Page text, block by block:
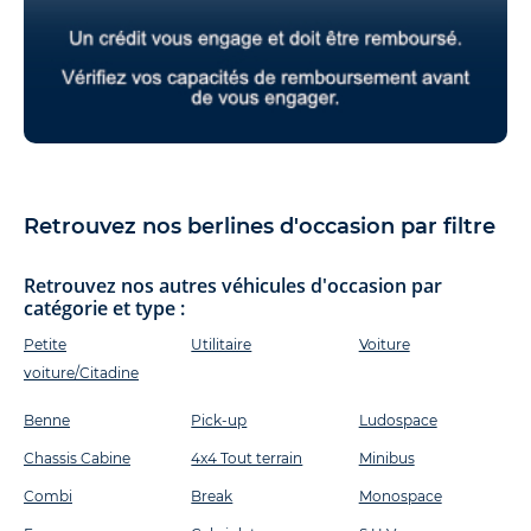
Retrouvez nos berlines d'occasion par filtre
Retrouvez nos autres véhicules d'occasion par
catégorie et type :
Petite
voiture/Citadine
Utilitaire Voiture
Benne
Chassis Cabine
Combi
Pick-up
4x4 Tout terrain
Break
Ludospace
Minibus
Monospace